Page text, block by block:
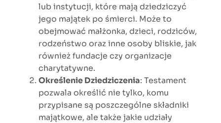
lub instytucji, które mają dziedziczyć
jego majątek po śmierci. Może to
obejmować małżonka, dzieci, rodziców,
rodzeństwo oraz inne osoby bliskie, jak
również fundacje czy organizacje
charytatywne.
Określenie Dziedziczenia: Testament
pozwala określić nie tylko, komu
przypisane są poszczególne składniki
majątkowe, ale także jakie udziały